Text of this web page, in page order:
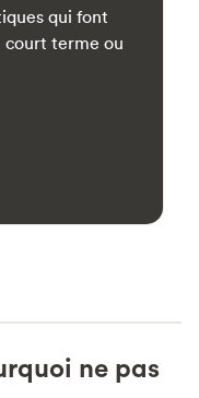
qui font
terme ou
ne pas